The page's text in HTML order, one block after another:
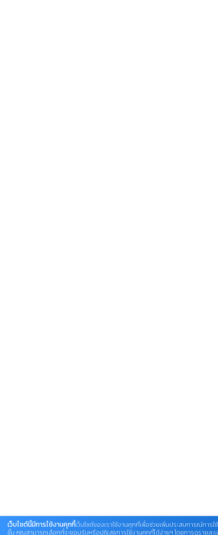
เว็บไซต์นี้มีการใช้งานคุกกี้เว็บไซต์ของเราใช้งานคุกกี้เพื่อช่วยเพิ่มประสบการณ์การใ
ขึ้น คุณสามารถเลือกที่จะยอมรับหรือปฏิเสธการใช้งานคุกกี้ได้ง่ายๆ โดยการดูรายละ